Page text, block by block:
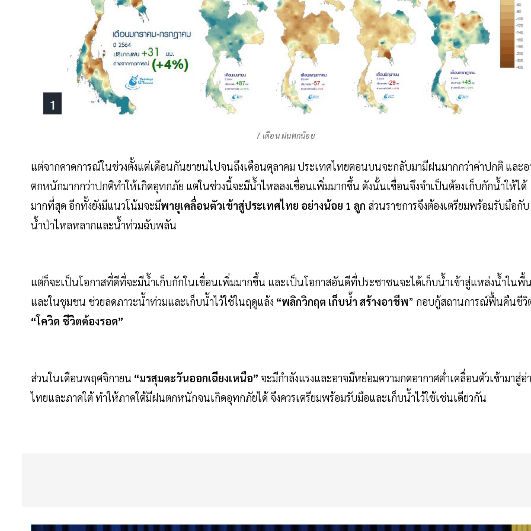
7 เดือน ฝนตกน้อย
แต่จากคาดการณ์ในช่วงตั้งแต่เดือนกันยายนไปจนถึงเดือนตุลาคม ประเทศไทยตอนบนจะกลับมามีฝนมากกว่าค่าปกติ และอ
ตกหนักมากกว่าปกติทำให้เกิดอุทกภัย แต่ในช่วงนี้จะมีน้ำไหลลงเขื่อนเพิ่มมากขึ้น ดังนั้นเขื่อนจึงจำเป็นต้องเก็บกักน้ำให้ได้
มากที่สุด อีกทั้งยังมีแนวโน้มจะมีพายุเคลื่อนตัวเข้าสู่ประเทศไทย อย่างน้อย 1 ลูก ส่วนราชการจึงต้องเตรียมพร้อมรับมือกับ
น้ำป่าไหลหลากและน้ำท่วมฉับพลัน
แต่ก็จะเป็นโอกาสที่ดีที่จะมีน้ำเก็บกักในเขื่อนเพิ่มมากขึ้น และเป็นโอกาสอันดีที่ประชาชนจะได้เก็บน้ำเข้าสู่แหล่งน้ำในพื้
และในชุมชน ช่วยลดภาวะน้ำท่วมและเก็บน้ำไว้ใช้ในฤดูแล้ง “พลิกวิกฤต เก็บน้ำ สร้างอาชีพ” กอบกู้สถานการณ์ฟื้นคืนชีวิ
“โควิด ชีวิตต้องรอด”
ส่วนในเดือนพฤศจิกายน “มรสุมตะวันออกเฉียงเหนือ” จะมีกำลังแรงและอาจมีหย่อมความกดอากาศต่ำเคลื่อนตัวเข้ามาสู่อ่
ไทยและภาคใต้ ทำให้ภาคใต้มีฝนตกหนักจนเกิดอุทกภัยได้ จึงควรเตรียมพร้อมรับมือและเก็บน้ำไว้ใช้เช่นเดียวกัน